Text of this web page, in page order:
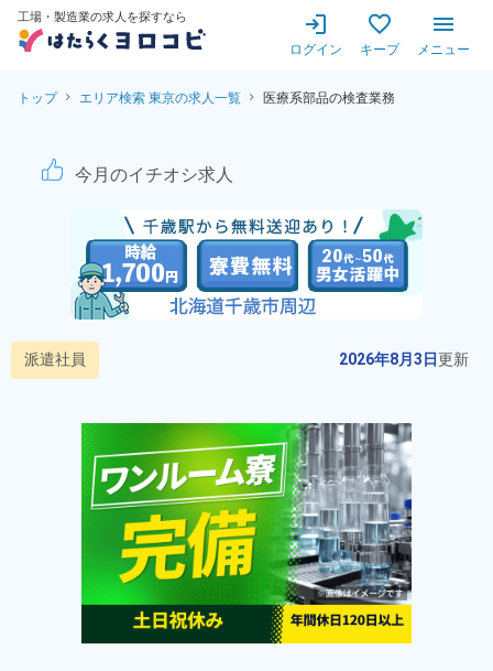
工場・製造業の求人を探すなら
ログイン キープ メニュー
トップ エリア検索 東京の求人一覧 医療系部品の検査業務
医療系部品の出荷前最終検
今月のイチオシ求人
派遣社員 2026年8月3日更新